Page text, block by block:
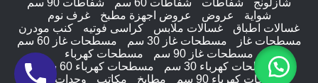
شازلونج
شفاطات شفاطات 60 سم
شفاطات 90 سم
شواية
عروض عروض اجهزة مطبخ
غرف نوم
غسالات اطباق
غسالات ملابس كراسى فوتيه
كنب مودرن
مسطحات غاز
مسطحات غاز 30 سم
مسطحات غاز 60 سم
مسطحات غاز 90 سم
مسطحات كهرباء
مسطحات كهرباء 30 سم
مسطحات كهرباء 60 سم
مسطحات كهرباء 90 سم
مطابخ مكاتب وحدات ادراج